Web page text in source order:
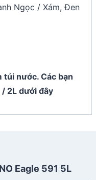
Ngọc / Xám, Đen
túi nước. Các bạn
2L dưới đây
Eagle 591 5L